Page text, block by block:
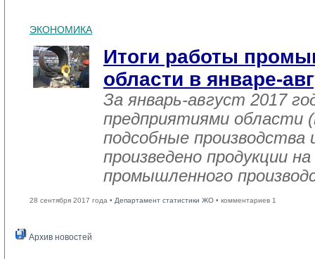
ЭКОНОМИКА
Итоги работы
области в январе-
За январь-август 2017
предприятиями области
подсобные
произведено продукции
промышленного
28 сентября 2017 года • Департамент статистики ЖО • комментариев 1
Архив новостей